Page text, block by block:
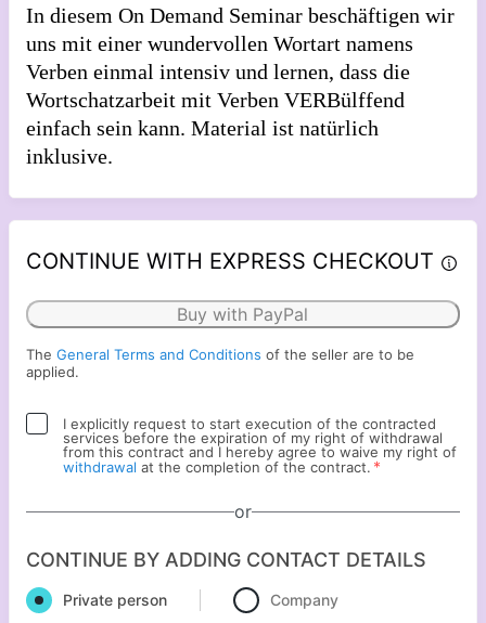
In diesem On Demand Seminar beschäftigen wir
uns mit einer wundervollen Wortart namens
Verben einmal intensiv und lernen, dass die
Wortschatzarbeit mit Verben VERBülffend
einfach sein kann. Material ist natürlich
inklusive.
CONTINUE WITH EXPRESS CHECKOUT
Buy with PayPal
The General Terms and Conditions of the seller are to be
applied.
I explicitly request to start execution of the contracted
services before the expiration of my right of withdrawal
from this contract and I hereby agree to waive my right of
withdrawal at the completion of the contract. *
or
CONTINUE BY ADDING CONTACT DETAILS
Private person Company